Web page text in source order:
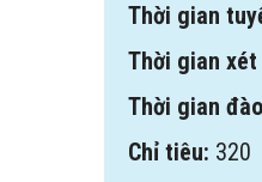
Thời gian
Thời gian xét
Thời gian
Chỉ tiêu: 320